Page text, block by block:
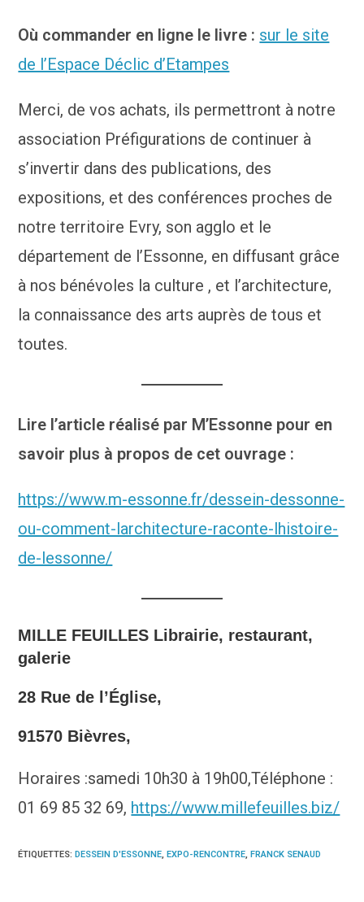
Où commander en ligne le livre : sur le site
de l’Espace Déclic d’Etampes
Merci, de vos achats, ils permettront à notre
association Préfigurations de continuer à
s’invertir dans des publications, des
expositions, et des conférences proches de
notre territoire Evry, son agglo et le
département de l’Essonne, en diffusant grâce
à nos bénévoles la culture , et l’architecture,
la connaissance des arts auprès de tous et
toutes.
Lire l’article réalisé par M’Essonne pour en
savoir plus à propos de cet ouvrage :
https://www.m-essonne.fr/dessein-dessonne-
ou-comment-larchitecture-raconte-lhistoire-
de-lessonne/
MILLE FEUILLES Librairie, restaurant,
galerie
28 Rue de l’Église,
91570 Bièvres,
Horaires :samedi 10h30 à 19h00,Téléphone :
01 69 85 32 69, https://www.millefeuilles.biz/
ÉTIQUETTES:DESSEIN D'ESSONNE, EXPO-RENCONTRE, FRANCK SENAUD